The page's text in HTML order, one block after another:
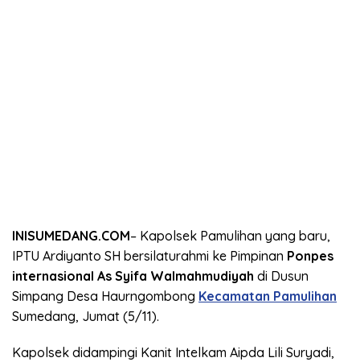
INISUMEDANG.COM– Kapolsek Pamulihan yang baru,
IPTU Ardiyanto SH bersilaturahmi ke Pimpinan Ponpes
internasional As Syifa Walmahmudiyah di Dusun
Simpang Desa Haurngombong Kecamatan Pamulihan
Sumedang, Jumat (5/11).
Kapolsek didampingi Kanit Intelkam Aipda Lili Suryadi,